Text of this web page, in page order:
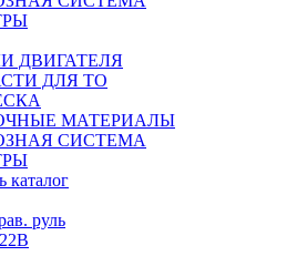
ДВИГАТЕЛЯ
ДЛЯ ТО
МАТЕРИАЛЫ
СИСТЕМА
каталог
руль